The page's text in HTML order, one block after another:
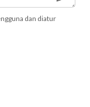
dan diatur